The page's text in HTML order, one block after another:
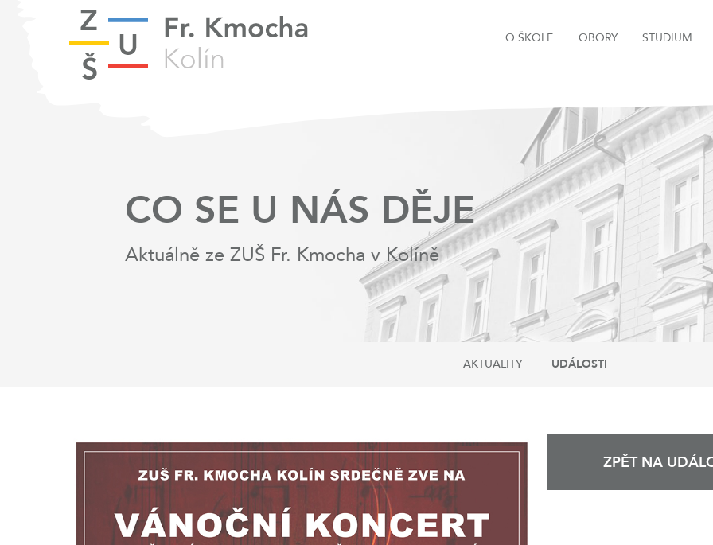
O ŠKOLE OBORY STUDIUM
CO SE U NÁS DĚJE
Aktuálně ze ZUŠ Fr. Kmocha v Kolíně
AKTUALITY UDÁLOSTI
ZPĚT NA